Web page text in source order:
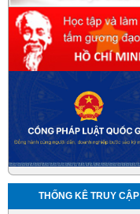
THỐNG KÊ TRUY CẬP